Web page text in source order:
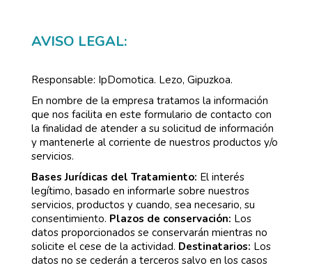
AVISO LEGAL:
Responsable: IpDomotica. Lezo, Gipuzkoa.
En nombre de la empresa tratamos la información
que nos facilita en este formulario de contacto con
la finalidad de atender a su solicitud de información
y mantenerle al corriente de nuestros productos y/o
servicios.
Bases Jurídicas del Tratamiento: El interés
legítimo, basado en informarle sobre nuestros
servicios, productos y cuando, sea necesario, su
consentimiento. Plazos de conservación: Los
datos proporcionados se conservarán mientras no
solicite el cese de la actividad. Destinatarios: Los
datos no se cederán a terceros salvo en los casos